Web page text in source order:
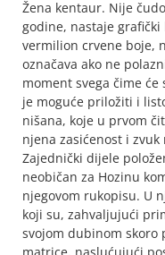
Žena kentaur. Nije
godine, nastaje
vermilion crvene boje,
označava ako ne
moment svega čime
je moguće priložiti i
nišana, koje u prvom
njena zasićenost i
Zajednički dijele
neobičan za Hozinu
njegovom rukopisu. U
koji su, zahvaljujući
svojom dubinom skoro